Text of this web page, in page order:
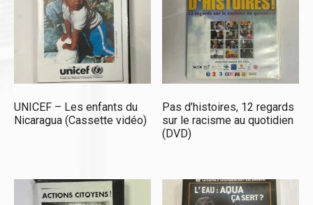
UNICEF – Les enfants du
Nicaragua (Cassette vidéo)
Pas d’histoires, 12 regards
sur le racisme au quotidien
(DVD)